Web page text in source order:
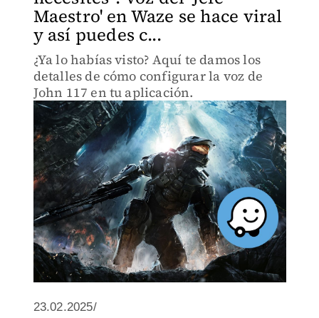
Maestro' en Waze se hace viral
y así puedes c...
¿Ya lo habías visto? Aquí te damos los
detalles de cómo configurar la voz de
John 117 en tu aplicación.
23.02.2025/